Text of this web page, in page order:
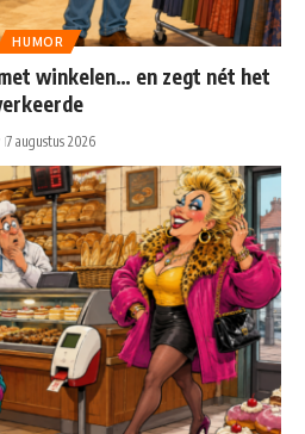
HUMOR
winkelen… en zegt nét het
7 augustus 2026